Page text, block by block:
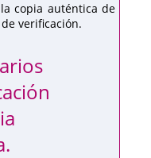
copia auténtica de
verificación.